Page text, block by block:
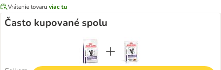
Vrátenie tovaru viac tu
Často kupované spolu